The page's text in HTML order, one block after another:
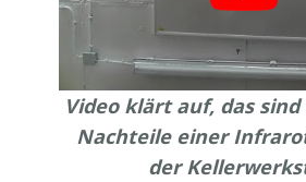
Video klärt auf, das
Nachteile einer
der